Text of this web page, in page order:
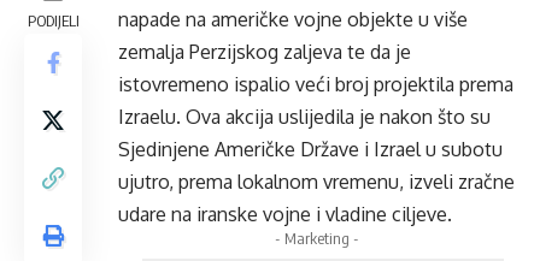
PODIJELI
napade na američke vojne objekte u više
zemalja Perzijskog zaljeva te da je
istovremeno ispalio veći broj projektila prema
Izraelu. Ova akcija uslijedila je nakon što su
Sjedinjene Američke Države i Izrael u subotu
ujutro, prema lokalnom vremenu, izveli zračne
udare na iranske vojne i vladine ciljeve.
- Marketing -